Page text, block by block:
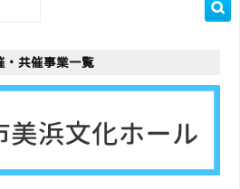
・共催事業一覧